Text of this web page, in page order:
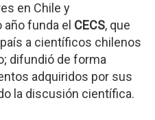
en Chile y
funda el CECS, que
a científicos chilenos
difundió de forma
adquiridos por sus
la discusión científica.